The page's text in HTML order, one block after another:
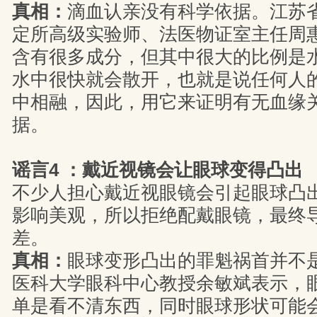
真相： 滴血认亲没有科学依据。江苏
定所高级实验师、法医物证室主任周
含有很多成分，但其中很大的比例是
水中很快就会散开，也就是说任何人
中相融，因此，用它来证明有无血缘
据。
谣言4 ：戴近视镜会让眼球变得凸出
不少人担心戴近视眼镜会引起眼球凸
影响美观，所以拒绝配戴眼镜，最终
差。
真相： 眼球变形凸出的罪魁祸首并不
医科大学眼科中心教授余敏斌表示，
单是看不清东西，同时眼球形状可能